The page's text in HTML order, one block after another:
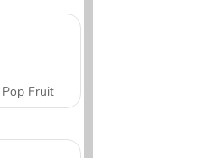
Pop Fruit